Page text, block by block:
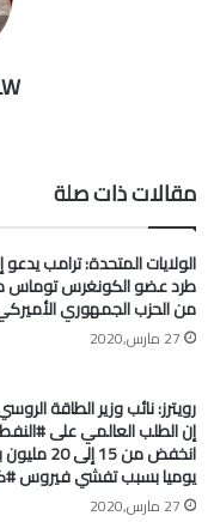
مقالات ذات صلة
الولايات المتحدة: ترامب يدعو
طرد عضو الكونغرس
من الحزب الجمهوري
27 مارس,2020
رويترز: نائب وزير الطاقة
إن الطلب العالمي على #النفط
انخفض من 15
يوميا بسبب تفشي فيروس
27 مارس,2020